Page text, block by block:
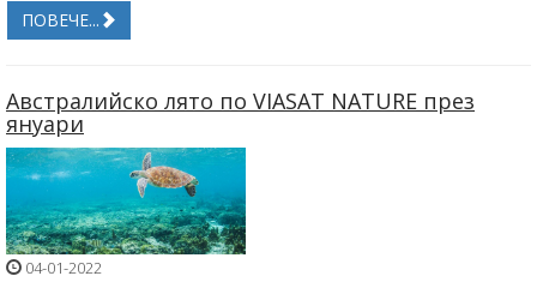
ПОВЕЧЕ...
Австралийско лято по VIASAT NATURE през
януари
04-01-2022